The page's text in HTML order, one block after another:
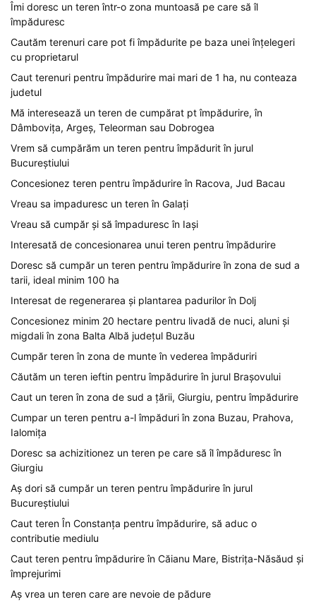
Îmi doresc un teren într-o zona muntoasă pe care să îl
împăduresc
Cautăm terenuri care pot fi împădurite pe baza unei înțelegeri
cu proprietarul
Caut terenuri pentru împădurire mai mari de 1 ha, nu conteaza
judetul
Mă interesează un teren de cumpărat pt împădurire, în
Dâmbovița, Argeș, Teleorman sau Dobrogea
Vrem să cumpărăm un teren pentru împădurit în jurul
Bucureștiului
Concesionez teren pentru împădurire în Racova, Jud Bacau
Vreau sa impaduresc un teren în Galați
Vreau să cumpăr și să împaduresc în Iași
Interesată de concesionarea unui teren pentru împădurire
Doresc să cumpăr un teren pentru împădurire în zona de sud a
tarii, ideal minim 100 ha
Interesat de regenerarea și plantarea padurilor în Dolj
Concesionez minim 20 hectare pentru livadă de nuci, aluni și
migdali în zona Balta Albă județul Buzău
Cumpăr teren în zona de munte în vederea împăduriri
Căutăm un teren ieftin pentru împădurire în jurul Brașovului
Caut un teren în zona de sud a țării, Giurgiu, pentru împădurire
Cumpar un teren pentru a-l împăduri în zona Buzau, Prahova,
Ialomița
Doresc sa achizitionez un teren pe care să îl împăduresc în
Giurgiu
Aș dori să cumpăr un teren pentru împădurire în jurul
Bucureștiului
Caut teren În Constanța pentru împădurire, să aduc o
contributie mediulu
Caut teren pentru împădurire în Căianu Mare, Bistrița-Năsăud și
împrejurimi
Aș vrea un teren care are nevoie de pădure